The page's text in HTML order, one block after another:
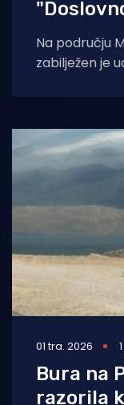
Na području
zabilježen je
01 tra. 2026
Bura na
razorila